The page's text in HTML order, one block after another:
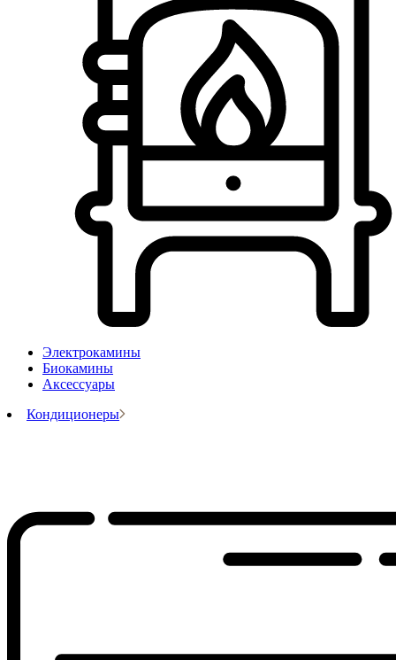
Электрокамины
Биокамины
Аксессуары
Кондиционеры